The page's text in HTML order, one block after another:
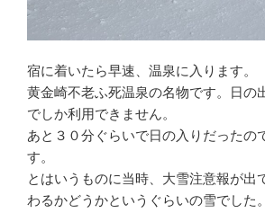
宿に着いたら早速、温泉に入ります。
黄金崎不老ふ死温泉の名物です。日の
でしか利用できません。
あと３０分ぐらいで日の入りだったの
す。
とはいうものに当時、大雪注意報が出
わるかどうかというぐらいの雪でした